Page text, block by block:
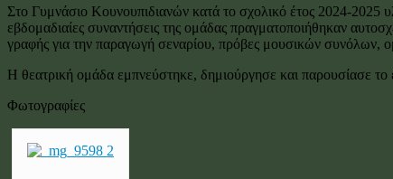
Στο Γυμνάσιο Κουνουπιδιανών κατά το σχολικό έτος 2024-2025
εβδομαδιαίες συναντήσεις της ομάδας πραγματοποιήθηκαν
γραφής για την παραγωγή σεναρίου, πρόβες μουσικών συνόλων,
Η θεατρική ομάδα εμπνεύστηκε, δημιούργησε και παρουσίασε
Φωτογραφίες